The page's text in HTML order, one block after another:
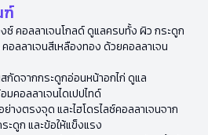
ฑ์
คอลลาเจนโกลด์ ดูแลครบทั้ง ผิว กระดูก
ลลาเจนสีเหลืองทอง ด้วยคอลลาเจน
กัดจากกระดูกอ่อนหน้าอกไก่ ดูแล
คอลลาเจนไดเปปไทด์
งตรงจุด และไฮโดรไลซ์คอลลาเจนจาก
ะดูก และข้อให้แข็งแรง